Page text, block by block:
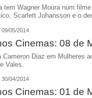
tem Wagner Moura num
Scarlett Johansson e o
09/05/2014
Cinemas: 08 de
Cameron Diaz em Mulheres
Vales.
30/04/2014
Cinemas: 01 de